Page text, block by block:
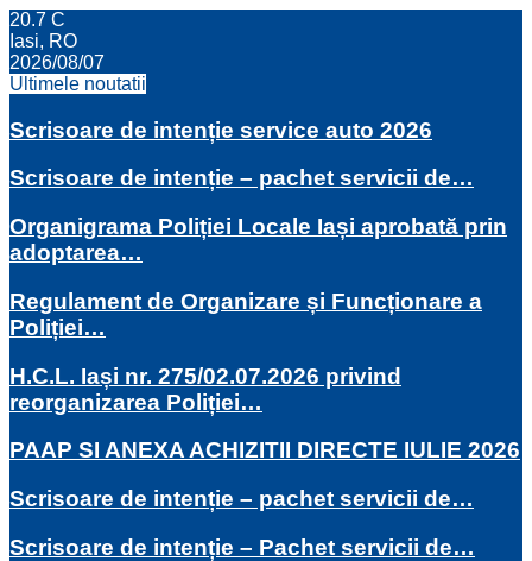
20.7 C
Iasi, RO
2026/08/07
Ultimele noutatii
Scrisoare de intenție service auto 2026
Scrisoare de intenție – pachet servicii de…
Organigrama Poliției Locale Iași aprobată prin
adoptarea…
Regulament de Organizare și Funcționare a
Poliției…
H.C.L. Iași nr. 275/02.07.2026 privind
reorganizarea Poliției…
PAAP SI ANEXA ACHIZITII DIRECTE IULIE 2026
Scrisoare de intenție – pachet servicii de…
Scrisoare de intenție – Pachet servicii de…